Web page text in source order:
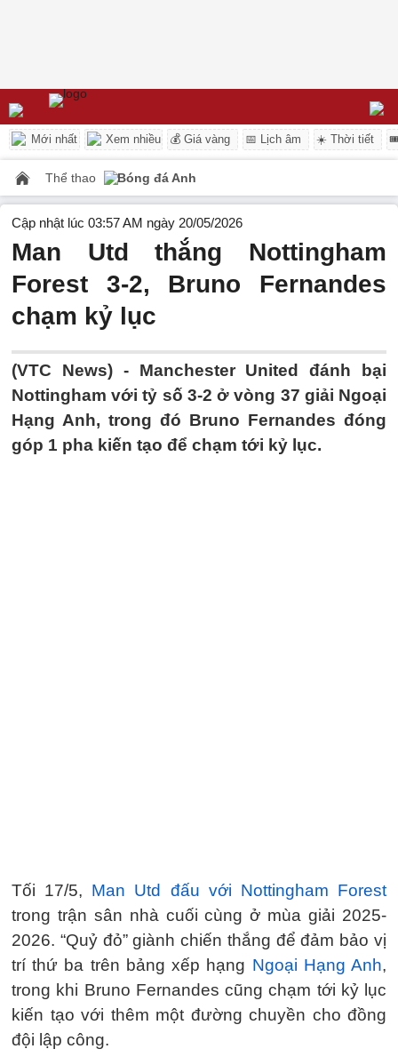
Mới nhất Xem nhiều 💰 Giá vàng 📅 Lịch âm ☀️ Thời tiết
Thể thao Bóng đá Anh
Cập nhật lúc 03:57 AM ngày 20/05/2026
Man Utd thắng Nottingham
Forest 3-2, Bruno Fernandes
chạm kỷ lục
(VTC News) - Manchester United đánh bại
Nottingham với tỷ số 3-2 ở vòng 37 giải Ngoại
Hạng Anh, trong đó Bruno Fernandes đóng
góp 1 pha kiến tạo để chạm tới kỷ lục.
Tối 17/5, Man Utd đấu với Nottingham Forest
trong trận sân nhà cuối cùng ở mùa giải 2025-
2026. “Quỷ đỏ” giành chiến thắng để đảm bảo vị
trí thứ ba trên bảng xếp hạng Ngoại Hạng Anh,
trong khi Bruno Fernandes cũng chạm tới kỷ lục
kiến tạo với thêm một đường chuyền cho đồng
đội lập công.